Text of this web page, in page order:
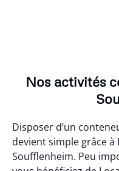
Nos activités
Disposer d’un
devient simple grâce
Soufflenheim. Peu